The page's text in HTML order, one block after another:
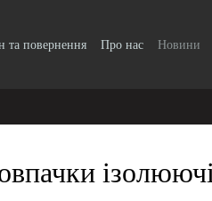
та повернення Про нас Новини